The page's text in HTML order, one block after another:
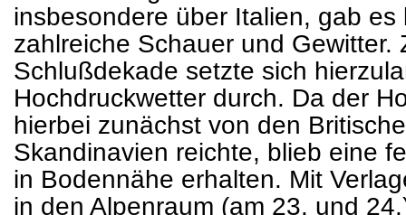
insbesondere über Italien, gab es
zahlreiche Schauer und Gewitter.
Schlußdekade setzte sich
Hochdruckwetter durch. Da der
hierbei zunächst von den
Skandinavien reichte, blieb eine
in Bodennähe erhalten. Mit
in den Alpenraum (am 23. und